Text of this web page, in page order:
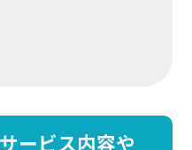
ービス内容や